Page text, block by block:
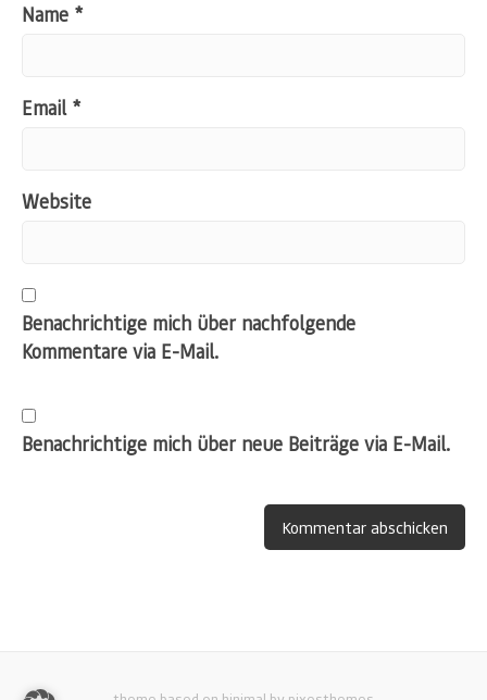
Name *
Email *
Website
Benachrichtige mich über nachfolgende
Kommentare via E-Mail.
Benachrichtige mich über neue Beiträge via E-Mail.